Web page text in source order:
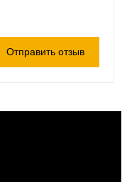
Отправить отзыв